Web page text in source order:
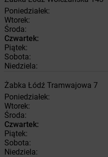
Poniedziałek:
Wtorek:
Środa:
Czwartek:
Piątek:
Sobota:
Niedziela:
Żabka Łódź Tramwajowa 7
Poniedziałek:
Wtorek:
Środa:
Czwartek:
Piątek:
Sobota:
Niedziela: